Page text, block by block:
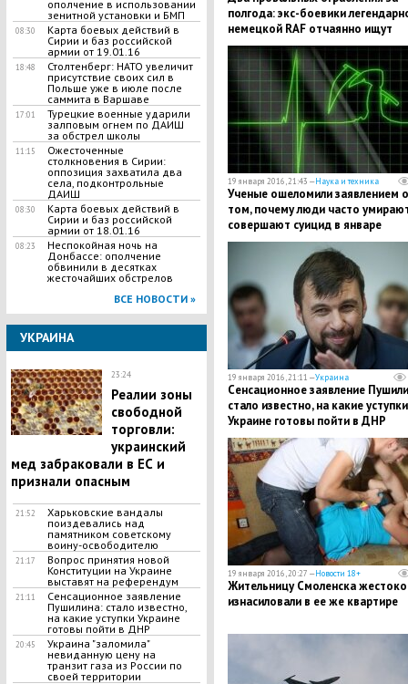
ополчение в использовании
зенитной установки и БМП
08:30
Карта боевых действий в
Сирии и баз российской
армии от 19.01.16
18:48
Столтенберг: НАТО увеличит
присутствие своих сил в
Польше уже в июле после
саммита в Варшаве
17:01
Турецкие военные ударили
залповым огнем по ДАИШ
за обстрел школы
11:15
Ожесточенные
столкновения в Сирии:
оппозиция захватила два
села, подконтрольные
ДАИШ
08:30
Карта боевых действий в
Сирии и баз российской
армии от 18.01.16
08:23
Неспокойная ночь на
Донбассе: ополчение
обвинили в десятках
жесточайших обстрелов
ВСЕ НОВОСТИ »
УКРАИНА
23:24
Реалии зоны
свободной
торговли:
украинский
мед забраковали в ЕС и
признали опасным
21:52
Харьковские вандалы
поиздевались над
памятником советскому
воину-освободителю
21:17
Вопрос принятия новой
Конституции на Украине
выставят на референдум
21:11
Сенсационное заявление
Пушилина: стало известно,
на какие уступки Украине
готовы пойти в ДНР
20:45
Украина "заломила"
невиданную цену на
транзит газа из России по
своей территории
полгода: экс-боевики
немецкой RAF отчаянно ищут
средства к существованию
19 января 2016, 21:43 —Наука и техника
Ученые ошеломили заявлением о
том, почему люди часто
совершают суицид в январе
19 января 2016, 21:11 —Украина
Сенсационное заявление
стало известно, на какие уступки
Украине готовы пойти в ДНР
19 января 2016, 20:27 —Новости 18+
Жительницу Смоленска жестоко
изнасиловали в ее же квартире